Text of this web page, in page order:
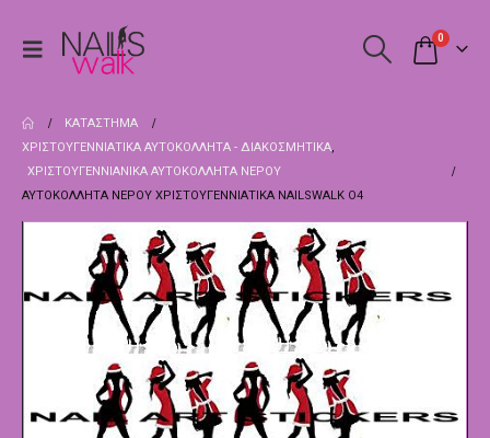
0
ΚΑΤΆΣΤΗΜΑ
ΧΡΙΣΤΟΥΓΕΝΝΙΆΤΙΚΑ ΑΥΤΟΚΌΛΛΗΤΑ - ΔΙΑΚΟΣΜΗΤΙΚΆ,
ΧΡΙΣΤΟΥΓΕΝΝΙΑΝΙΚΑ ΑΥΤΟΚΌΛΛΗΤΑ ΝΕΡΟΎ
ΑΥΤΟΚΌΛΛΗΤΑ ΝΕΡΟΎ ΧΡΙΣΤΟΥΓΕΝΝΙΆΤΙΚΑ NAILSWALK Ο4